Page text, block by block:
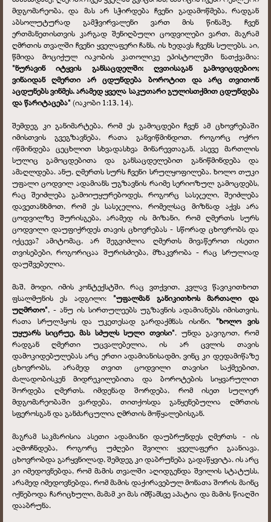
მდგომარეობა, და მას არ სჭირდება ჩვენი გადამოწმება, რადგან
აბსოლუტურად გამჭვირვალენი ვართ მის წინაშე. ჩვენ
ერთმანეთისთვის კარგად შენიღბული ცოდვილები ვართ, მაგრამ
ღმრთის თვალში ჩვენი ყველაფერი ჩანს, ის ხედავს ჩვენს სულებს. აი,
წმიდა მოციქულ იაკობის კათოლიკე ეპისტოლეში ნათქვამია:
"ნურავინ იტყვის განსაცდელში: ღვთისაგან გამოვიცდებიო;
ვინაიდან ღმერთი არ ცდუნდება ბოროტით და არც თვითონ
აცდუნებს ვინმეს. არამედ ყველა საკუთარი გულისთქმით ცდუნდება
და წარიტაცება" (იაკობი 1:13, 14).
შემდეგ კი განიმარტება, რომ ეს გამოცდები ჩვენ ამ ცხოვრებაში
იმისთვის გვეგზავნება, რათა განვიწმინდოთ. როგორც ოქრო
იწმინდება ცეცხლით სხვადასხვა მინარევთაგან, ასევე მართლის
სულიც გამოცდებითა და განსაცდელებით განიწმინდება და
ამაღლდება. ანუ, ღმერთს სურს ჩვენი სრულყოფილება. ხოლო თუკი
უფალი ცოდვილ ადამიანს უგზავნის რაიმე სერიოზულ გამოცდებს,
რაც შეიძლება გამოიუყურებოდეს, როგორც სასჯელი, შეიძლება
დავეთანხმოთ, რომ ეს სასჯელია, რომელსაც მიზნად აქვს არა
ცოდვილზე შურისგება, არამედ ის მიზანი, რომ ღმერთს სურს
ცოდვილი დაუფიქრდეს თავის ცხოვრებას - სწორად ცხოვრობს და
იქცევა? ამიტომაც, არ შეგვიძლია ღმერთს მივაწეროთ ისეთი
თვისებები, როგორიცაა შურისძიება, მზაკვრობა - რაც სრულიად
დაუშვებელია.
მაშ, მოდი, იმის კონტექსტში, რაც ვთქვით, კვლავ წავიკითხოთ
ფსალმუნის ეს ადგილი: "უფალმან განიკითხოს მართალი და
უღმრთო", - ანუ ის სირთულეებს უგზავნის ადამიანებს იმისთვის,
რათა სრულჰყოს და უკეთესად გარდაქმნას ისინი. "ხოლო ვის
უყუარს სიცრუე, მას სძულს სული თვისი". უნდა გავიგოთ, რომ
რადგან ღმერთი უცვალებელია, ის არ ცვლის თავის
დამოკიდებულებას არც ერთი ადამიანისადმი, ვინც კი დედამიწაზე
ცხოვრობს, არამედ თვით ცოდვილი თავისი საქმეებით,
ძალადობისკენ მიდრეკილებითა და ბოროტების სიყვარულით
შორდება ღმერთს. იმდენად შორდება, რომ ისეთ სულიერ
მდგომარეობაში ვარდება, თითქოსდა განყენებულია ღმრთის
სფეროსგან და განძარცულია ღმრთის მოწყალებისგან.
მაგრამ საკმარისია ასეთი ადამიანი დაუბრუნდეს ღმერთს - ის
აღმოჩნდება, როგორც უძღები შვილი: ყველაფერი გაანიავა,
ცხოვრობდა გარყვნილად, შემდეგ კი დაბრუნება გადაწყვიტა. ის არც
კი იმედოვნებდა, რომ მამის თვალში აღიდგენდა შვილის სტატუსს,
არამედ იმედოვნებდა, რომ მამის დაქირავებულ მონათა შორის მაინც
იქნებოდა ჩარიცხული, მამამ კი მას იმწამსვე აპატია და მამის წიაღში
დააბრუნა.